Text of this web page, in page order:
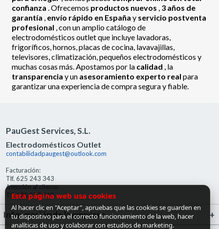
confianza . Ofrecemos productos nuevos , 3 años de
garantía , envío rápido en España y servicio postventa
profesional , con un amplio catálogo de
electrodomésticos outlet que incluye lavadoras,
frigoríficos, hornos, placas de cocina, lavavajillas,
televisores, climatización, pequeños electrodomésticos y
muchas cosas más. Apostamos por la calidad , la
transparencia y un asesoramiento experto real para
garantizar una experiencia de compra segura y fiable.
PauGest Services, S.L.
Electrodomésticos Outlet
contabilidadpaugest@outlook.com
Facturación:
Tlf. 625 243 343
Atención al cliente:
Tlf. 685 527 519
Información de la empresa
Esta página web usa cookies
Al hacer clic en "Aceptar", apruebas que las cookies se guarden en
tu dispositivo para el correcto funcionamiento de la web, hacer
analíticas de uso y colaborar con estudios de marketing.